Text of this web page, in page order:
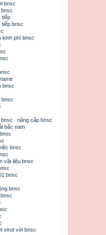
bnsc
bnsc
tiếp
tiếp bnsc
kinh phí bnsc
bnsc
bnsc
nâng cấp bnsc
bắc nam
bnsc
vật liệu bnsc
bnsc
bnsc
virut với bnsc